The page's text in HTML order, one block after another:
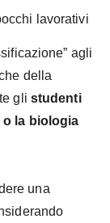
lavorativi
agli
della
gli studenti
o la biologia
una